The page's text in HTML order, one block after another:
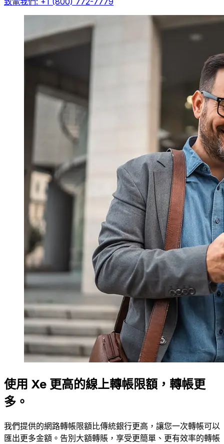
使用 Xe 更高的線上轉帳限額，轉帳更
多。
我們提供的網路轉帳限額比傳統銀行更高，讓您一次轉帳可以
匯出更多金額。告別大額轉賬，享受更簡單、更有效率的轉帳